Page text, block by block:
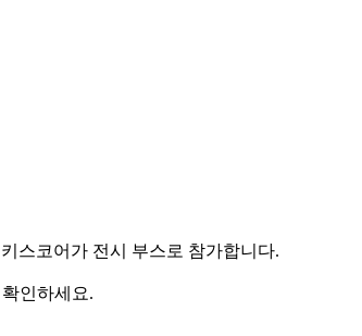
스코어가 전시 부스로 참가합니다.
인하세요.